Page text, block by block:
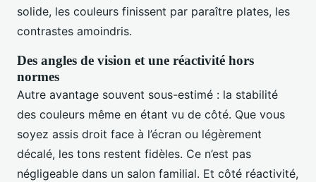
solide, les couleurs finissent par paraître plates, les
contrastes amoindris.
Des angles de vision et une réactivité hors
normes
Autre avantage souvent sous-estimé : la stabilité
des couleurs même en étant vu de côté. Que vous
soyez assis droit face à l’écran ou légèrement
décalé, les tons restent fidèles. Ce n’est pas
négligeable dans un salon familial. Et côté réactivité,